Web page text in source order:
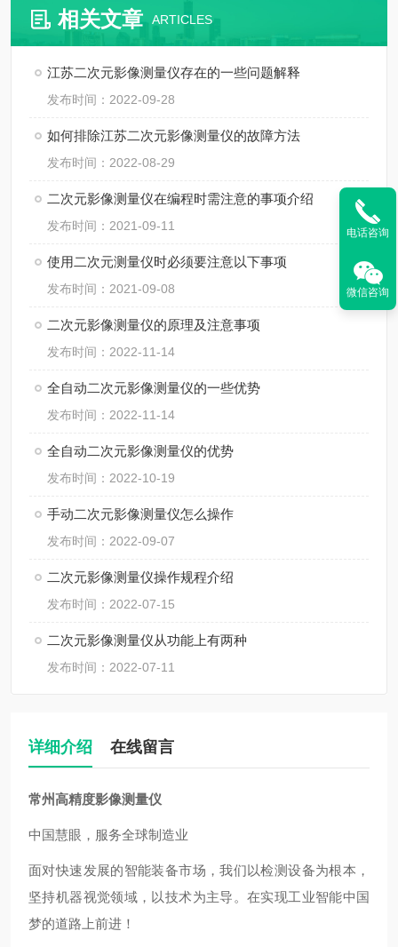
相关文章 ARTICLES
江苏二次元影像测量仪存在的一些问题解释
发布时间：2022-09-28
如何排除江苏二次元影像测量仪的故障方法
发布时间：2022-08-29
二次元影像测量仪在编程时需注意的事项介绍
发布时间：2021-09-11
使用二次元测量仪时必须要注意以下事项
发布时间：2021-09-08
二次元影像测量仪的原理及注意事项
发布时间：2022-11-14
全自动二次元影像测量仪的一些优势
发布时间：2022-11-14
全自动二次元影像测量仪的优势
发布时间：2022-10-19
手动二次元影像测量仪怎么操作
发布时间：2022-09-07
二次元影像测量仪操作规程介绍
发布时间：2022-07-15
二次元影像测量仪从功能上有两种
发布时间：2022-07-11
详细介绍 在线留言
常州高精度影像测量仪
中国慧眼，服务全球制造业
面对快速发展的智能装备市场，我们以检测设备为根本，
坚持机器视觉领域，以技术为主导。在实现工业智能中国
梦的道路上前进！
电话咨询
微信咨询